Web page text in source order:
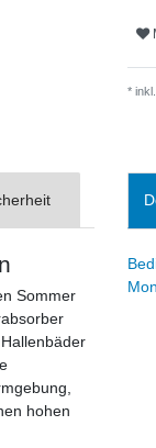
*
Sommer
hohen